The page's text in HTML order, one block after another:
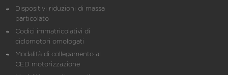
Dispositivi riduzioni di massa
particolato
Codici immatricolativi di
ciclomotori omologati
Modalità di collegamento al
CED motorizzazione